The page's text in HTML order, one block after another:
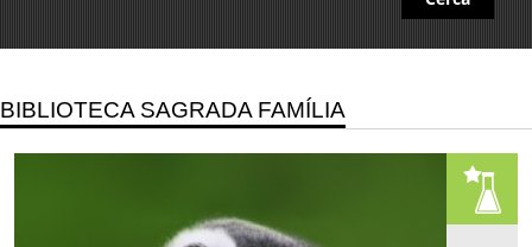
BIBLIOTECA SAGRADA FAMÍLIA